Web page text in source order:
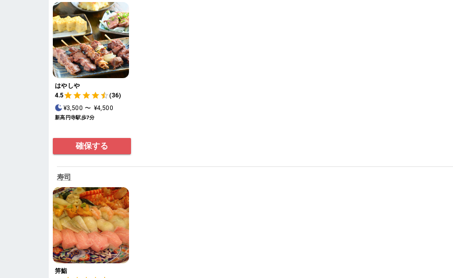
はやしや
4.5
(36)
¥3,500 〜 ¥4,500
新高円寺駅歩7分
確保する
寿司
笄鮨